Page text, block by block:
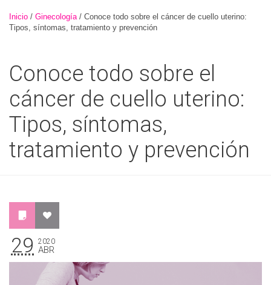
Inicio / Ginecología / Conoce todo sobre el cáncer de cuello uterino:
Tipos, síntomas, tratamiento y prevención
Conoce todo sobre el
cáncer de cuello uterino:
Tipos, síntomas,
tratamiento y prevención
29 2020
ABR